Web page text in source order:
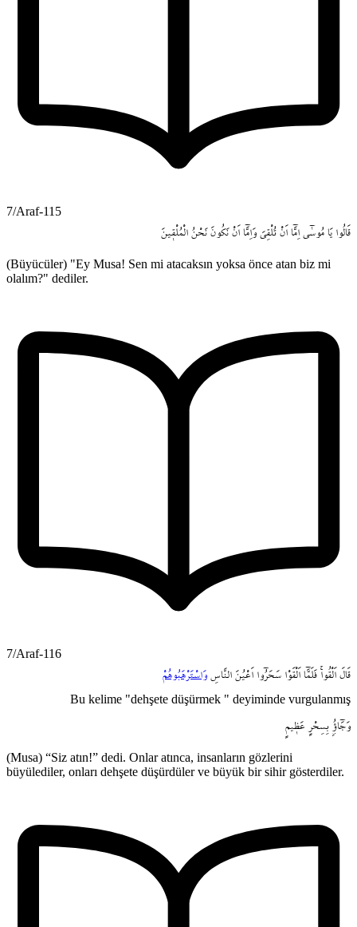
7/Araf-115
قَالُوا يَا مُوسٰٓى اِمَّٓا اَنْ تُلْقِيَ وَاِمَّٓا اَنْ نَكُونَ نَحْنُ الْمُلْق۪ينَ
(Büyücüler) "Ey Musa! Sen mi atacaksın yoksa önce atan biz mi
olalım?" dediler.
7/Araf-116
قَالَ اَلْقُواۚ فَلَمَّٓا اَلْقَوْا سَحَرُٓوا اَعْيُنَ النَّاسِ وَاسْتَرْهَبُوهُمْ
Bu kelime "dehşete düşürmek " deyiminde vurgulanmış
وَجَٓاؤُ۫ بِسِحْرٍ عَظ۪يمٍ
(Musa) “Siz atın!” dedi. Onlar atınca, insanların gözlerini
büyülediler, onları dehşete düşürdüler ve büyük bir sihir gösterdiler.